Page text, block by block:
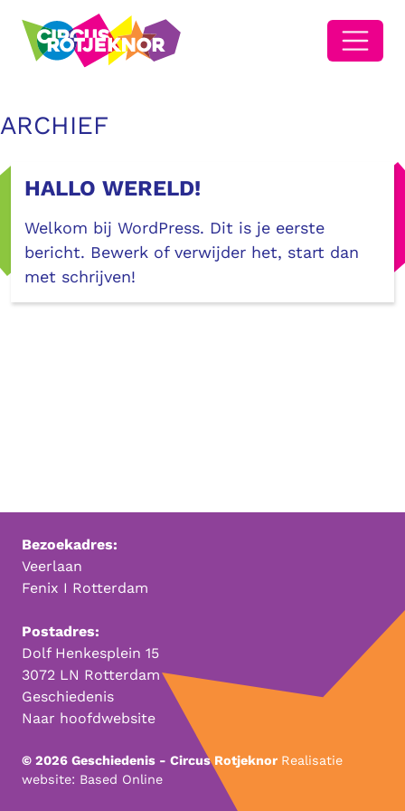
ARCHIEF
HALLO WERELD!
Welkom bij WordPress. Dit is je eerste
bericht. Bewerk of verwijder het, start dan
met schrijven!
Bezoekadres:
Veerlaan
Fenix I Rotterdam
Postadres:
Dolf Henkesplein 15
3072 LN Rotterdam
Geschiedenis
Naar hoofdwebsite
© 2026 Geschiedenis - Circus Rotjeknor Realisatie
website: Based Online